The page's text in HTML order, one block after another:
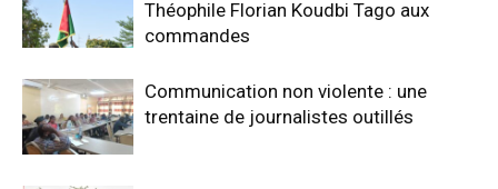
Théophile Florian Koudbi Tago aux
commandes
Communication non violente : une
trentaine de journalistes outillés